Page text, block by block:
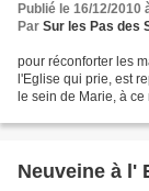
Publié le 16/12/2010
Par Sur les Pas des
pour réconforter les
l'Eglise qui prie, est
le sein de Marie, à
Neuveine à l'